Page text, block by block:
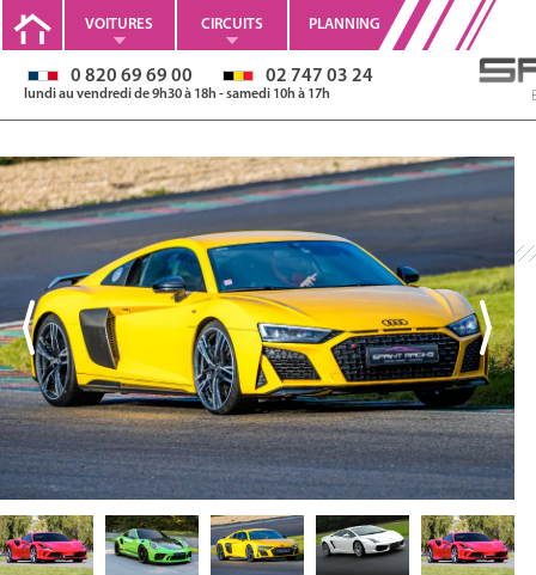
VOITURES CIRCUITS PLANNING
0 820 69 69 00 02 747 03 24
lundi au vendredi de 9h30 à 18h - samedi 10h à 17h